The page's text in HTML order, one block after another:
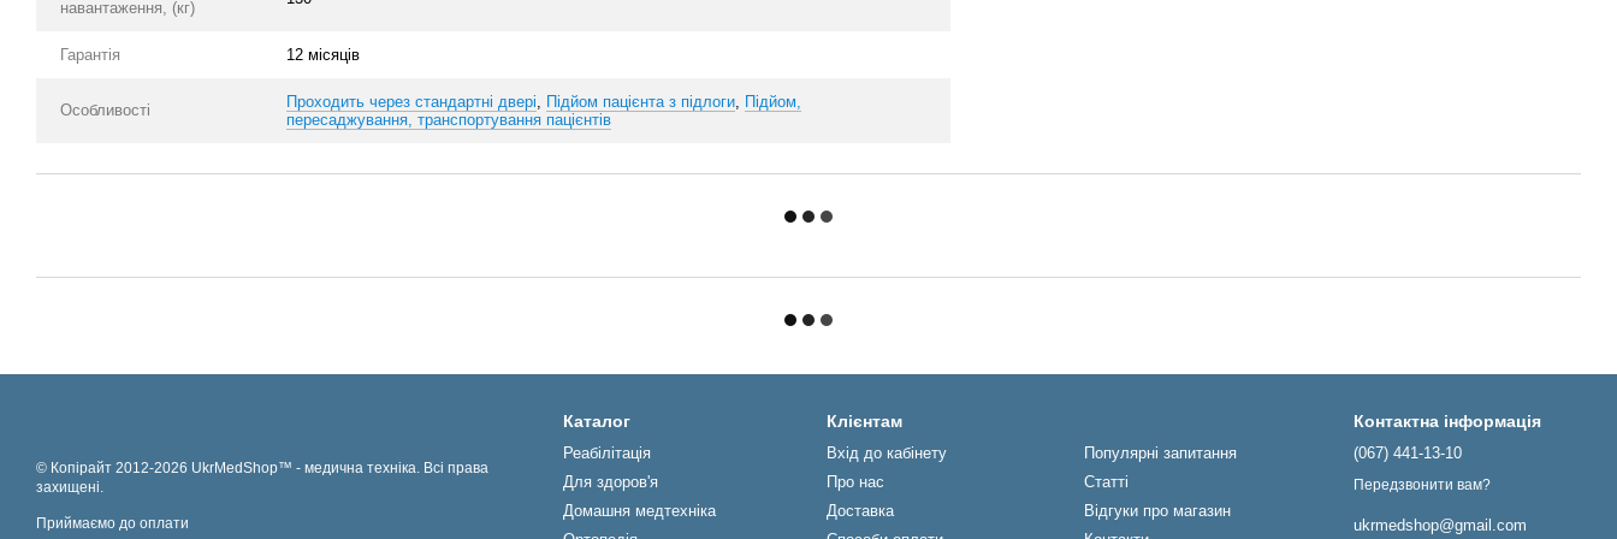
навантаження, (кг)
Гарантія 12 місяців
Особливості Проходить через стандартні двері Підйом пацієнта з підлоги Підйом,
пересаджування, транспортування пацієнтів
© Копірайт 2012-2026 UkrMedShop™ - медична техніка. Всі права
захищені.
Приймаємо до оплати
Каталог
Реабiлiтацiя
Для здоров'я
Домашня медтехніка
Клієнтам
Вхід до кабінету
Про нас
Доставка
Популярні запитання
Статті
Відгуки про магазин
Контактна інформація
(067) 441-13-10
Передзвонити вам?
ukrmedshop@gmail.com